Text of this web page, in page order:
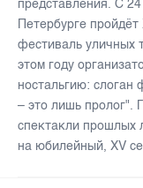
представления. С
Петербурге
фестиваль уличных
этом году
ностальгию:
– это лишь пролог".
спектакли прошлых
на юбилейный, XV